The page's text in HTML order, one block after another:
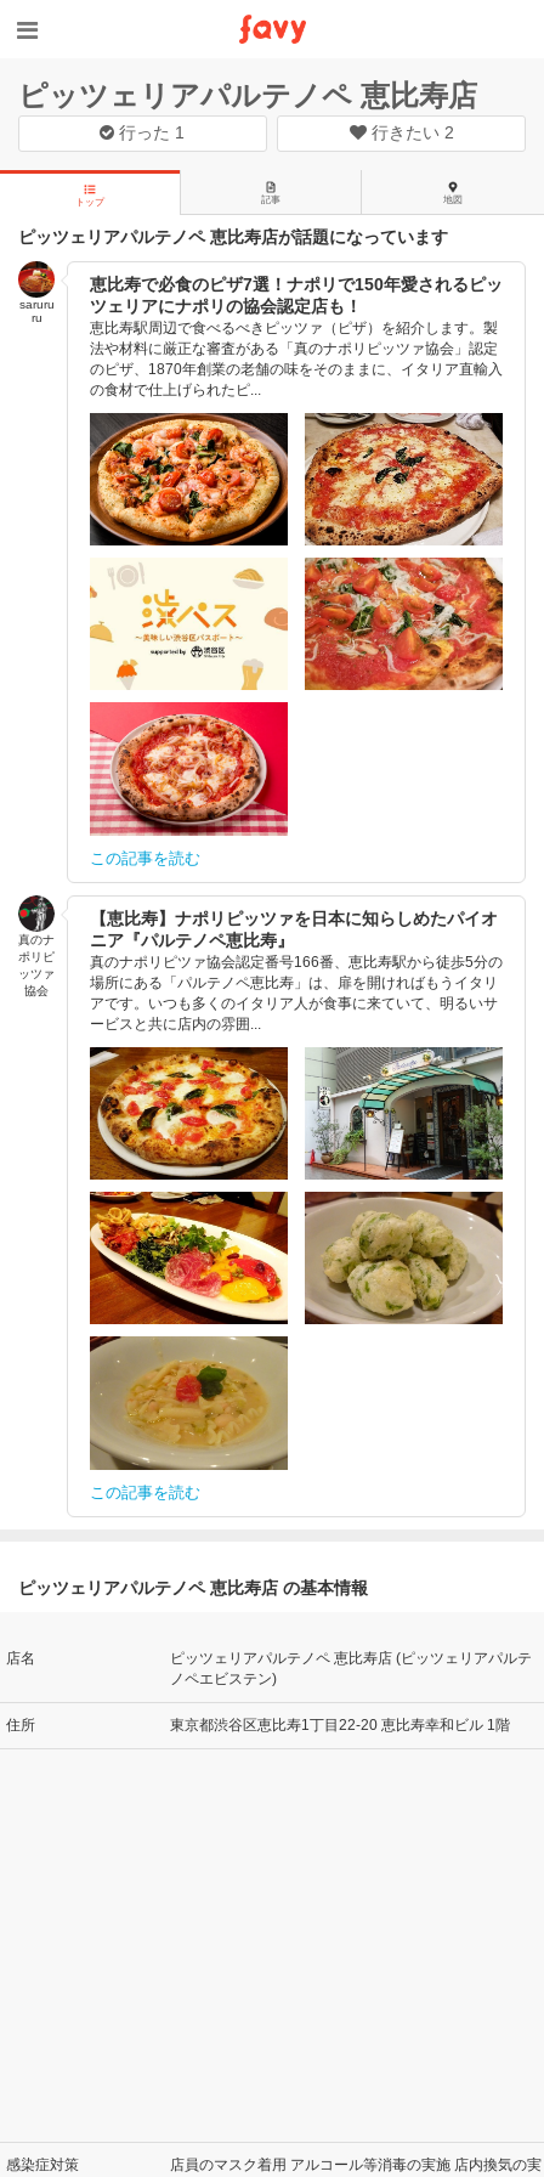
ピッツェリアパルテノペ 恵比寿店
行った 1 行きたい 2
トップ 記事 地図
ピッツェリアパルテノペ 恵比寿店が話題になっています
saruru
ru
恵比寿で必食のピザ7選！ナポリで150年愛されるピッ
ツェリアにナポリの協会認定店も！
恵比寿駅周辺で食べるべきピッツァ（ピザ）を紹介します。製
法や材料に厳正な審査がある「真のナポリピッツァ協会」認定
のピザ、1870年創業の老舗の味をそのままに、イタリア直輸入
の食材で仕上げられたピ...
この記事を読む
真のナ
ポリピ
ッツァ
協会
【恵比寿】ナポリピッツァを日本に知らしめたパイオ
ニア『パルテノペ恵比寿』
真のナポリピツァ協会認定番号166番、恵比寿駅から徒歩5分の
場所にある「パルテノペ恵比寿」は、扉を開ければもうイタリ
アです。いつも多くのイタリア人が食事に来ていて、明るいサ
ービスと共に店内の雰囲...
この記事を読む
ピッツェリアパルテノペ 恵比寿店 の基本情報
店名
ピッツェリアパルテノペ 恵比寿店 (ピッツェリアパルテ
ノペエビステン)
住所 東京都渋谷区恵比寿1丁目22-20 恵比寿幸和ビル 1階
感染症対策
店員のマスク着用 アルコール等消毒の実施 店内換気の実